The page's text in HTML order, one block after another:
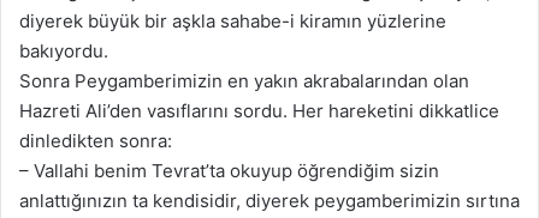
diyerek büyük bir aşkla sahabe-i kiramın yüzlerine
bakıyordu.
Sonra Peygamberimizin en yakın akrabalarından olan
Hazreti Ali’den vasıflarını sordu. Her hareketini dikkatlice
dinledikten sonra:
– Vallahi benim Tevrat’ta okuyup öğrendiğim sizin
anlattığınızın ta kendisidir, diyerek peygamberimizin sırtına